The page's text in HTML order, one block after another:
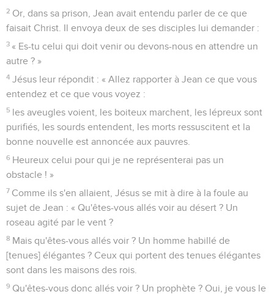
2 Or, dans sa prison, Jean avait entendu parler de ce que
faisait Christ. Il envoya deux de ses disciples lui demander :
3 « Es-tu celui qui doit venir ou devons-nous en attendre un
autre ? »
4 Jésus leur répondit : « Allez rapporter à Jean ce que vous
entendez et ce que vous voyez :
5 les aveugles voient, les boiteux marchent, les lépreux sont
purifiés, les sourds entendent, les morts ressuscitent et la
bonne nouvelle est annoncée aux pauvres.
6 Heureux celui pour qui je ne représenterai pas un
obstacle ! »
7 Comme ils s'en allaient, Jésus se mit à dire à la foule au
sujet de Jean : « Qu'êtes-vous allés voir au désert ? Un
roseau agité par le vent ?
8 Mais qu'êtes-vous allés voir ? Un homme habillé de
[tenues] élégantes ? Ceux qui portent des tenues élégantes
sont dans les maisons des rois.
9 Qu'êtes-vous donc allés voir ? Un prophète ? Oui, je vous le